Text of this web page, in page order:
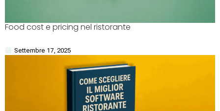
Food cost e pricing nel ristorante
Settembre 17, 2025